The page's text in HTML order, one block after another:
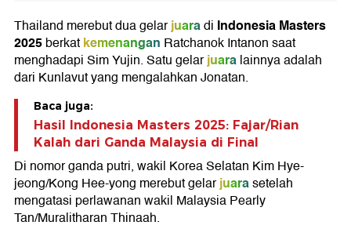
Thailand merebut dua gelarjuaradi Indonesia Masters
2025berkatkemenangan Ratchanok Intanon saat
menghadapi Sim Yujin. Satu gelarjuaralainnya adalah
dari Kunlavut yang mengalahkan Jonatan.
Baca juga:
Hasil Indonesia Masters 2025: Fajar/Rian
Kalah dari Ganda Malaysia di Final
Di nomor ganda putri, wakil Korea Selatan Kim Hye-
jeong/Kong Hee-yong merebut gelarjuarasetelah
mengatasi perlawanan wakil Malaysia Pearly
Tan/Muralitharan Thinaah.